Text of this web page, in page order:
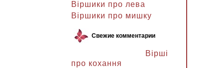
Віршики про лева
Віршики про мишку
Свежие комментарии
Вірші
про кохання